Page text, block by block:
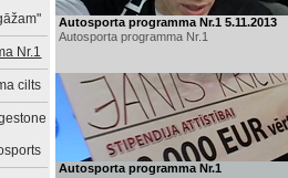
Nr.1
cilts
Autosporta programma Nr.1 5.11.2013
Autosporta programma Nr.1
Autosporta programma Nr.1